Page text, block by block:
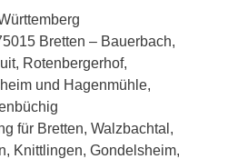
Bretten – Bauerbach,
Rotenbergerhof,
und Hagenmühle,
für Bretten, Walzbachtal,
Knittlingen, Gondelsheim,